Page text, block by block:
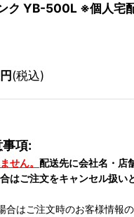
ク YB-500L ※個人宅
円(税込)
項:
せん。 配送先に会社名・店
はご注文をキャンセル扱い
合はご注文時のお客様情報